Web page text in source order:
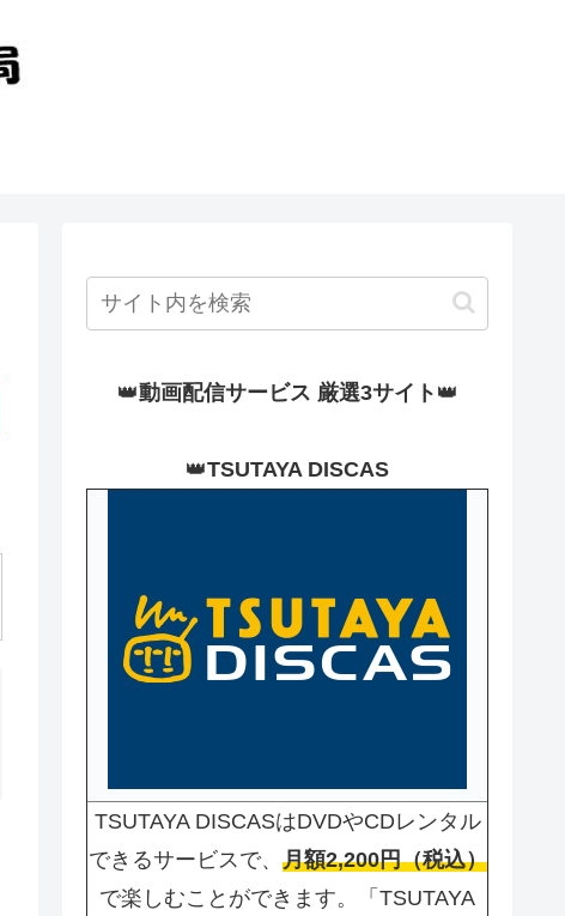
👑動画配信サービス 厳選3サイト 👑
👑TSUTAYA DISCAS
TSUTAYA DISCASはDVDやCDレンタル
できるサービスで、 月額2,200円（税込）
で楽しむことができます。「TSUTAYA